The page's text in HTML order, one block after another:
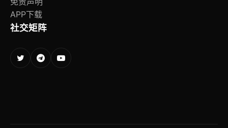
社交矩阵
APP下载